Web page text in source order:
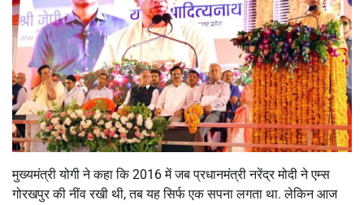
मुख्यमंत्री योगी ने कहा कि 2016 में जब प्रधानमंत्री नरेंद्र मोदी ने एम्स
गोरखपुर की नींव रखी थी, तब यह सिर्फ एक सपना लगता था. लेकिन आज